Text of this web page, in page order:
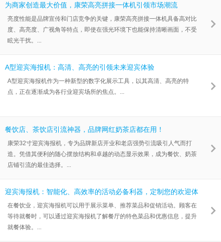
为商家创造最大价值，康荣高亮拼接一体机引领市场潮流
亮度性能是品牌宣传和门店竞争的关键，康荣高亮拼接一体机具备高对比
度、高亮度、广视角等特点，即使在强光环境下也能保持清晰画面，不受
眩光干扰。...
A型迎宾海报机：高清、高亮的引领未来迎宾体验
A型迎宾海报机作为一种新型的数字化展示工具，以其高清、高亮的特
点，正在逐渐成为各行业迎宾场所的焦点。...
餐饮店、茶饮店引流神器，品牌网红奶茶店都在用！
康荣32寸迎宾海报机，专为品牌新店开业和老店强势引流吸引人气而打
造。凭借其便利的随心摆放结构和卓越的动态显示效果，成为餐饮、奶茶
店铺引流的最佳选择。...
迎宾海报机：智能化、高效率的活动必备利器，定制您的欢迎体
验
在餐饮业，迎宾海报机可以用于展示菜单、推荐菜品和促销活动。顾客在
等待就餐时，可以通过迎宾海报机了解餐厅的特色菜品和优惠信息，提升
就餐体验。...